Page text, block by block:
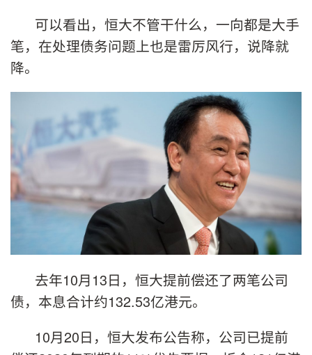
可以看出，恒大不管干什么，一向都是大手
笔，在处理债务问题上也是雷厉风行，说降就
降。
去年10月13日，恒大提前偿还了两笔公司
债，本息合计约132.53亿港元。
10月20日，恒大发布公告称，公司已提前